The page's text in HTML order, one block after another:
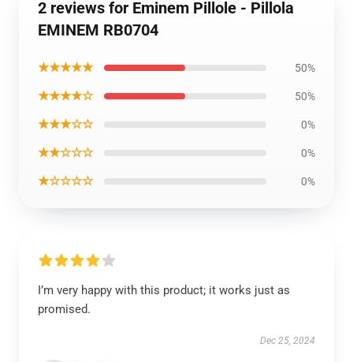
2 reviews for Eminem Pillole - Pillola
EMINEM RB0704
★★★★★ 50%
★★★★☆ 50%
★★★☆☆ 0%
★★☆☆☆ 0%
★☆☆☆☆ 0%
I’m very happy with this product; it works just as
promised.
Dec 25, 2024